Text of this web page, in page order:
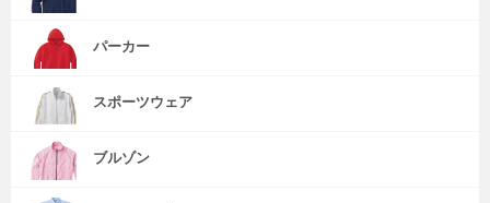
パーカー
スポーツウェア
ブルゾン